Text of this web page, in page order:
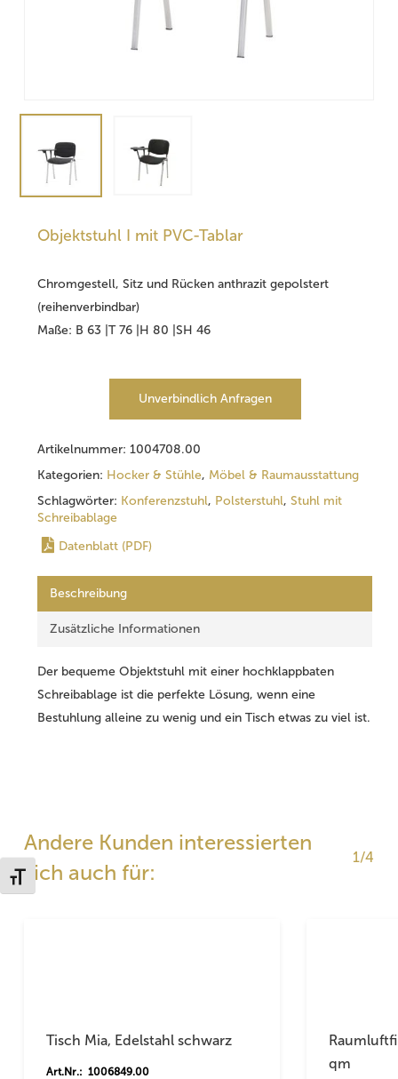
Schrift vergrößern
Objektstuhl I mit PVC-Tablar
Chromgestell, Sitz und Rücken anthrazit gepolstert
(reihenverbindbar)
Maße: B 63 |T 76 |H 80 |SH 46
Unverbindlich Anfragen
Artikelnummer: 1004708.00
Kategorien: Hocker & Stühle, Möbel & Raumausstattung
Schlagwörter: Konferenzstuhl, Polsterstuhl, Stuhl mit
Schreibablage
Datenblatt (PDF)
Beschreibung
Zusätzliche Informationen
Der bequeme Objektstuhl mit einer hochklappbaten
Schreibablage ist die perfekte Lösung, wenn eine
Bestuhlung alleine zu wenig und ein Tisch etwas zu viel ist.
Andere Kunden interessierten
sich auch für:
1/4
Tisch Mia, Edelstahl schwarz
Art.Nr.: 1006849.00
qm